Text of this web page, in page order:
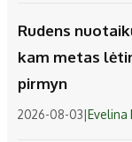
Rudens
kam metas
pirmyn
2026-08-03|Evelina